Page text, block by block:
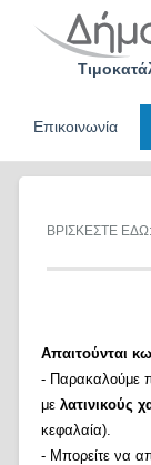
Επικοινωνία
ΒΡΙΣΚΕΣΤΕ ΕΔΩ:
Απαιτούνται
- Παρακαλούμε
με λατινικούς
κεφαλαία).
- Μπορείτε να